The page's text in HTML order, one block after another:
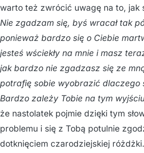
warto też zwrócić uwagę na to, jak
Nie zgadzam się, byś wracał tak
ponieważ bardzo się o Ciebie
jesteś wściekły na mnie i masz
jak bardzo nie zgadzasz się ze
potrafię sobie wyobrazić dlaczego
Bardzo zależy Tobie na tym
że nastolatek pojmie dzięki tym
problemu i się z Tobą potulnie
dotknięciem czarodziejskiej